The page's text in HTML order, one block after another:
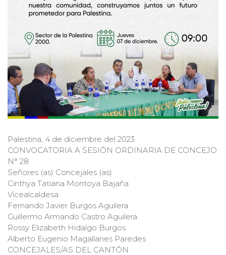
Palestina, 4 de diciembre del 2023
CONVOCATORIA A SESIÓN ORDINARIA DE CONCEJO
N° 28
Señores (as) Concejales (as)
Cinthya Tatiana Montoya Bajaña
Vicealcaldesa
Fernando Javier Burgos Aguilera
Guillermo Armando Castro Aguilera
Rossy Elizabeth Hidalgo Burgos
Alberto Eugenio Magallanes Paredes
CONCEJALES/AS DEL CANTÓN